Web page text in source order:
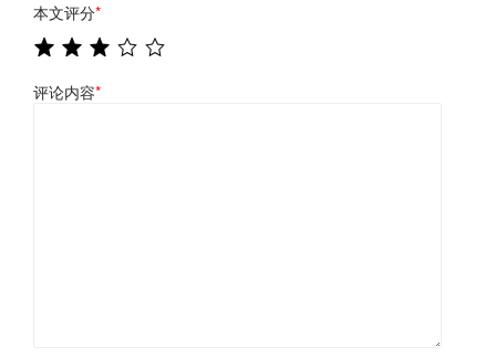
本文评分*
评论内容*